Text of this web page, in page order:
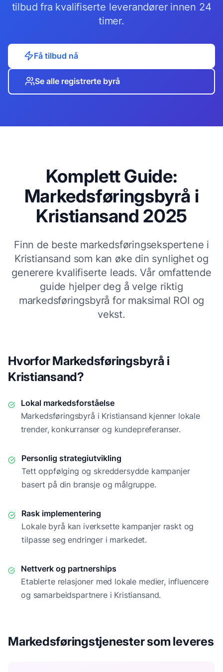
tilbud fra kvalifiserte leverandører innen 24
timer.
Få tilbud nå
Se alle registrerte byrå
Komplett Guide:
Markedsføringsbyrå i
Kristiansand 2025
Finn de beste markedsføringsekspertene i
Kristiansand som kan øke din synlighet og
generere kvalifiserte leads. Vår omfattende
guide hjelper deg å velge riktig
markedsføringsbyrå for maksimal ROI og
vekst.
Hvorfor Markedsføringsbyrå i
Kristiansand?
Lokal markedsforståelse
Markedsføringsbyrå i Kristiansand kjenner lokale
trender, konkurranser og kundepreferanser.
Personlig strategiutvikling
Tett oppfølging og skreddersydde kampanjer
basert på din bransje og målgruppe.
Rask implementering
Lokale byrå kan iverksette kampanjer raskt og
tilpasse seg endringer i markedet.
Nettverk og partnerships
Etablerte relasjoner med lokale medier, influencere
og samarbeidspartnere i Kristiansand.
Markedsføringstjenester som leveres